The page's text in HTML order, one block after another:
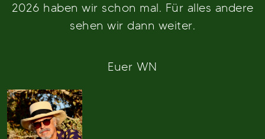
2026 haben wir schon mal. Für alles andere
sehen wir dann weiter.
Euer WN